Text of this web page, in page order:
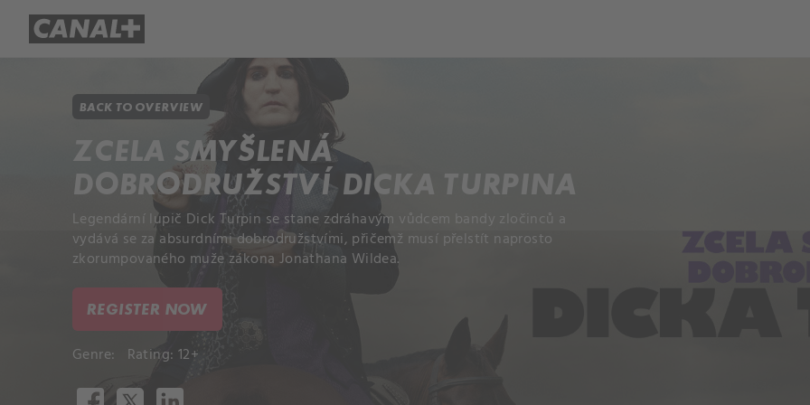
BACK TO OVERVIEW
ZCELA SMYŠLENÁ
DOBRODRUŽSTVÍ DICKA TURPINA
Legendární lupič Dick Turpin se stane zdráhavým vůdcem bandy zločinců a
vydává se za absurdními dobrodružstvími, přičemž musí přelstít naprosto
zkorumpovaného muže zákona Jonathana Wildea.
REGISTER NOW
Genre: Rating: 12+